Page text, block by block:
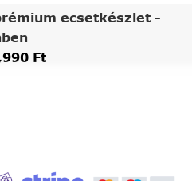
ecsetkészlet -
Ft